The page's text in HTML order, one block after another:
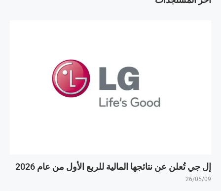
إل جي تُعلن عن نتائجها المالية للربع الأول من عام 2026
26/05/09